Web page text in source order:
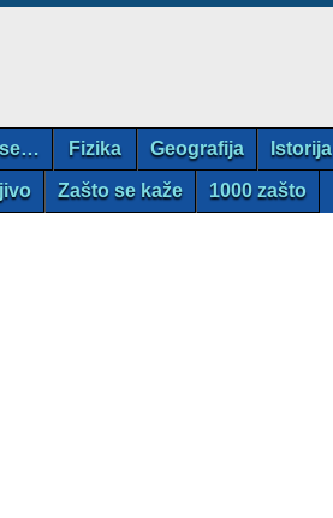
Fizika Geografija Istorija
Zašto se kaže 1000 zašto